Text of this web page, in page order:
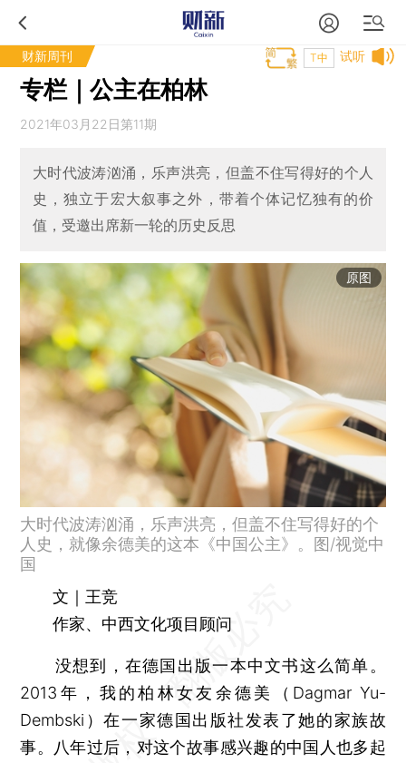
财新周刊 试听
T中
专栏｜公主在柏林
2021年03月22日第11期
大时代波涛汹涌，乐声洪亮，但盖不住写得好的个人
史，独立于宏大叙事之外，带着个体记忆独有的价
值，受邀出席新一轮的历史反思
原图
大时代波涛汹涌，乐声洪亮，但盖不住写得好的个
人史，就像余德美的这本《中国公主》。图/视觉中
国
文｜王竞
作家、中西文化项目顾问
没想到，在德国出版一本中文书这么简单。
2013年，我的柏林女友余德美（Dagmar Yu-
Dembski）在一家德国出版社发表了她的家族故
事。八年过后，对这个故事感兴趣的中国人也多起